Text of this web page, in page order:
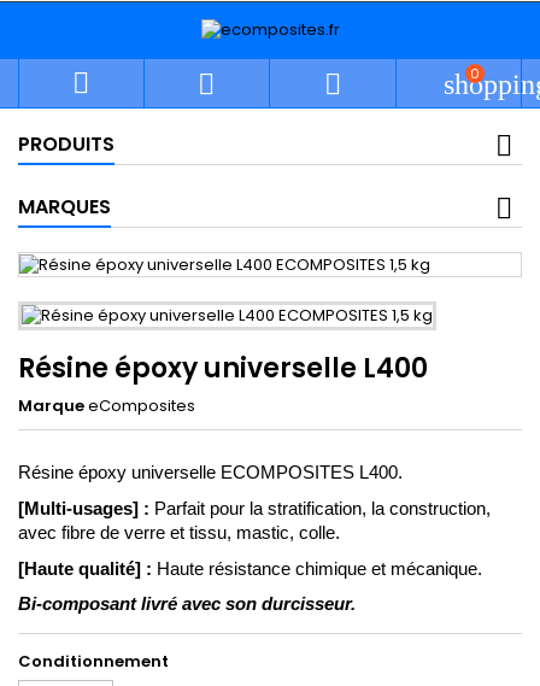
   0
PRODUITS
MARQUES
Résine époxy universelle L400
MarqueeComposites
Résine époxy universelle ECOMPOSITES L400.
[Multi-usages] : Parfait pour la stratification, la construction,
avec fibre de verre et tissu, mastic, colle.
[Haute qualité] : Haute résistance chimique et mécanique.
Bi-composant livré avec son durcisseur.
Conditionnement